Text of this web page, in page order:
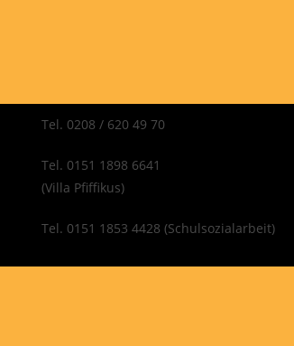
Tel. 0208 / 620 49 70
Tel. 0151 1898 6641
(Villa Pfiffikus)
Tel. 0151 1853 4428 (Schulsozialarbeit)